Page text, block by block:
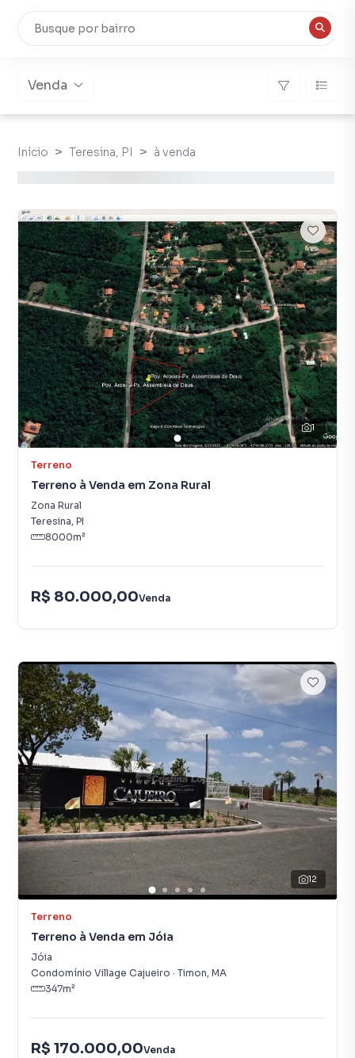
Venda
Início Teresina, PI à venda
1
Terreno
Terreno à Venda em Zona Rural
Zona Rural
Teresina, PI
8000m²
R$ 80.000,00Venda
12
Terreno
Terreno à Venda em Jóia
Jóia
Condomínio Village Cajueiro · Timon, MA
347m²
R$ 170.000,00Venda